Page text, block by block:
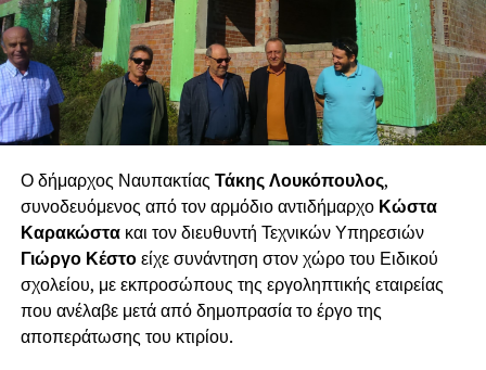
Ο δήμαρχος Ναυπακτίας Τάκης Λουκόπουλος,
συνοδευόμενος από τον αρμόδιο αντιδήμαρχο Κώστα
Καρακώστακαι τον διευθυντή Τεχνικών Υπηρεσιών
Γιώργο Κέστοείχε συνάντηση στον χώρο του Ειδικού
σχολείου, με εκπροσώπους της εργοληπτικής εταιρείας
που ανέλαβε μετά από δημοπρασία το έργο της
αποπεράτωσης του κτιρίου.